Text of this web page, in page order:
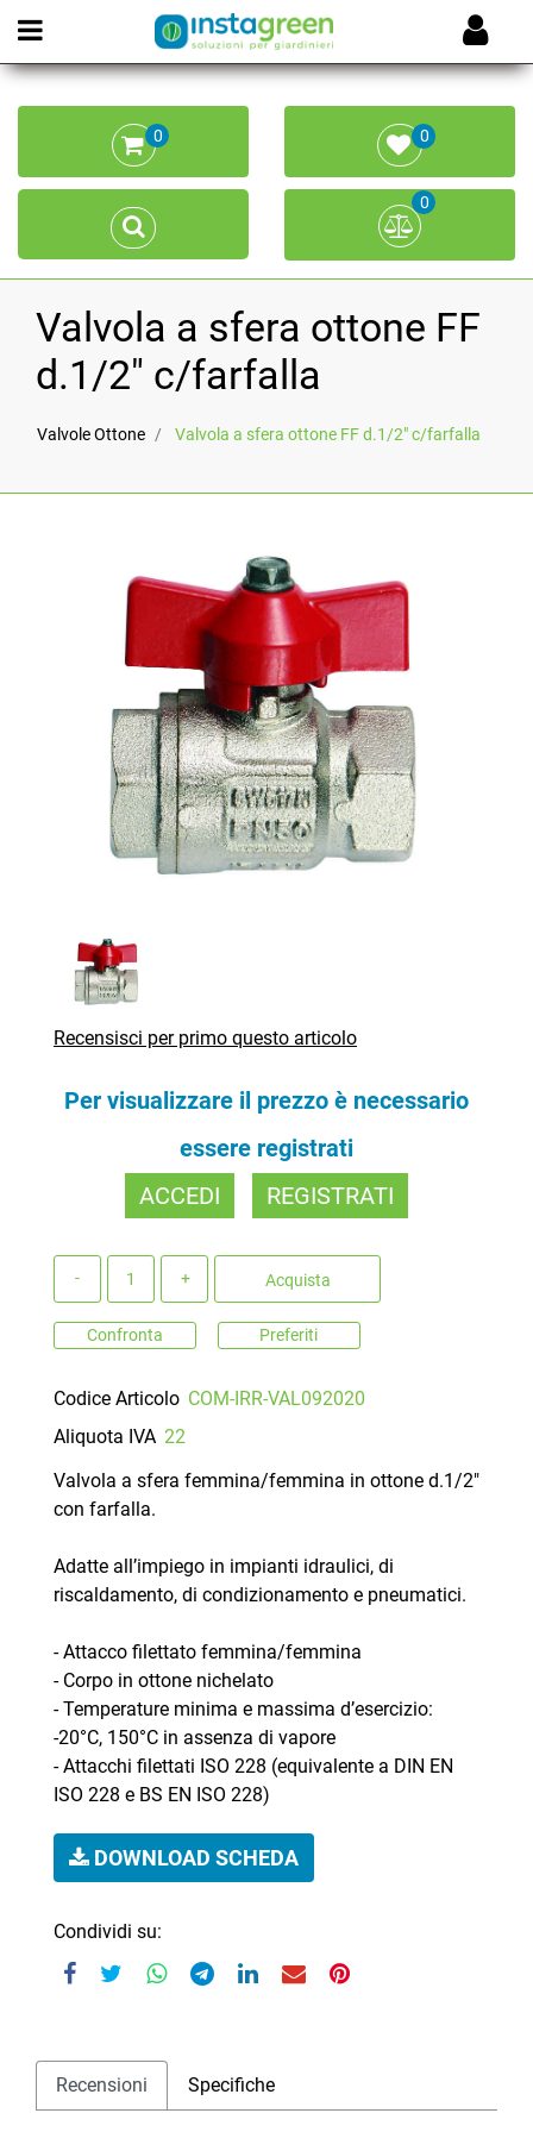
Open menu
0 0
0
Valvola a sfera ottone FF
d.1/2" c/farfalla
Valvole Ottone Valvola a sfera ottone FF d.1/2" c/farfalla
Recensisci per primo questo articolo
Per visualizzare il prezzo è necessario
essere registrati
ACCEDI
REGISTRATI
Acquista
Confronta Preferiti
Codice Articolo COM-IRR-VAL092020
Aliquota IVA 22
Valvola a sfera femmina/femmina in ottone d.1/2"
con farfalla.
Adatte all’impiego in impianti idraulici, di
riscaldamento, di condizionamento e pneumatici.
- Attacco filettato femmina/femmina
- Corpo in ottone nichelato
- Temperature minima e massima d’esercizio:
-20°C, 150°C in assenza di vapore
- Attacchi filettati ISO 228 (equivalente a DIN EN
ISO 228 e BS EN ISO 228)
DOWNLOAD SCHEDA
Condividi su:
Recensioni Specifiche